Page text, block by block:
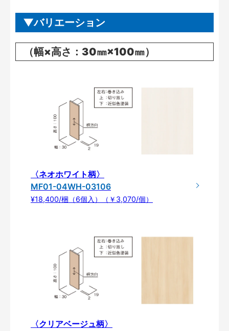
バリエーション
（幅×高さ：30㎜×100㎜）
〈ネオホワイト柄〉
MF01-04WH-03106
¥18,400/梱（6個入）（￥3,070/個）
〈クリアベージュ柄〉